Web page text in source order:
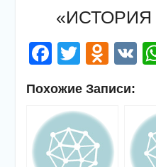
«ИСТОРИЯ
Facebook
Twitter
Похожие Записи: